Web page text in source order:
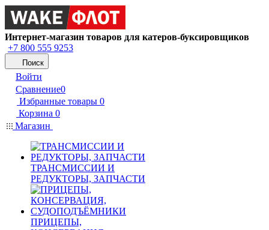
Интернет-магазин товаров для катеров-буксировщиков
+7 800 555 9253
Поиск
Войти
Сравнение0
Избранные товары 0
Корзина 0
Магазин
ТРАНСМИССИИ И
РЕДУКТОРЫ, ЗАПЧАСТИ
ПРИЦЕПЫ,